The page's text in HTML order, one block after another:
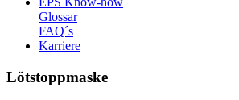
Glossar
FAQ´s
Karriere
Lötstoppmaske